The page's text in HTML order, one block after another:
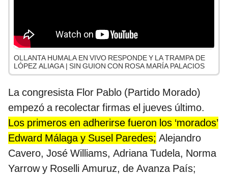
OLLANTA HUMALA EN VIVO RESPONDE Y LA TRAMPA DE
LÓPEZ ALIAGA | SIN GUION CON ROSA MARÍA PALACIOS
La congresista Flor Pablo (Partido Morado)
empezó a recolectar firmas el jueves último.
Los primeros en adherirse fueron los ‘morados’
Edward Málaga y Susel Paredes; Alejandro
Cavero, José Williams, Adriana Tudela, Norma
Yarrow y Roselli Amuruz, de Avanza País;